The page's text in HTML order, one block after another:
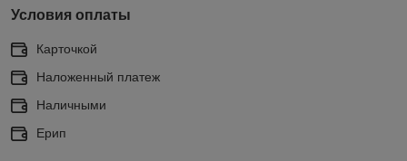
Условия оплаты
Карточкой
Наложенный платеж
Наличными
Ерип